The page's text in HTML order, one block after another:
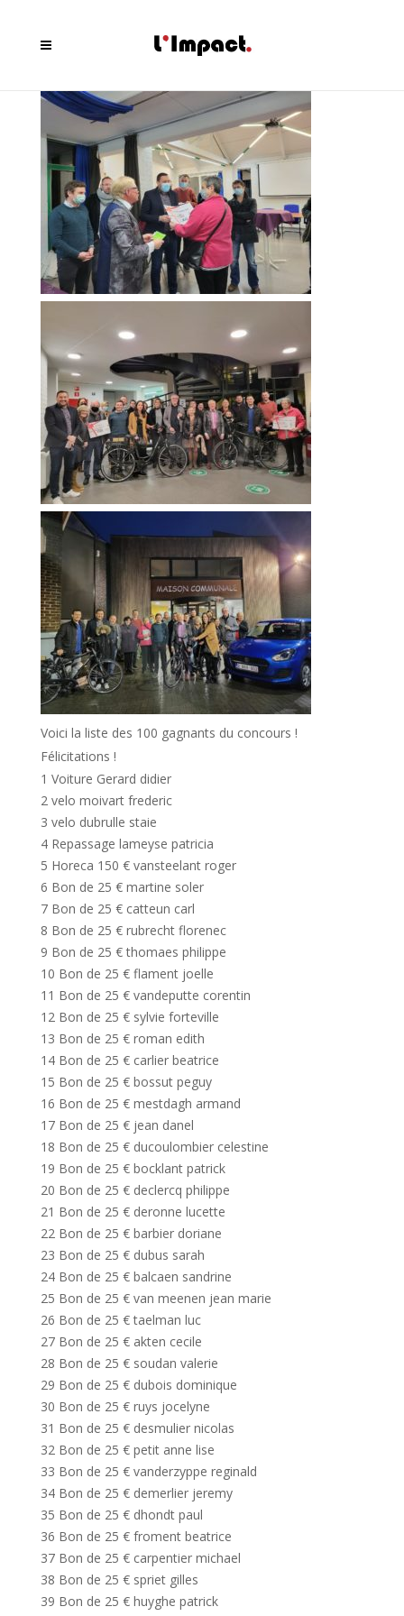
Voici la liste des 100 gagnants du concours !
Félicitations !
1 Voiture Gerard didier
2 velo moivart frederic
3 velo dubrulle staie
4 Repassage lameyse patricia
5 Horeca 150 € vansteelant roger
6 Bon de 25 € martine soler
7 Bon de 25 € catteun carl
8 Bon de 25 € rubrecht florenec
9 Bon de 25 € thomaes philippe
10 Bon de 25 € flament joelle
11 Bon de 25 € vandeputte corentin
12 Bon de 25 € sylvie forteville
13 Bon de 25 € roman edith
14 Bon de 25 € carlier beatrice
15 Bon de 25 € bossut peguy
16 Bon de 25 € mestdagh armand
17 Bon de 25 € jean danel
18 Bon de 25 € ducoulombier celestine
19 Bon de 25 € bocklant patrick
20 Bon de 25 € declercq philippe
21 Bon de 25 € deronne lucette
22 Bon de 25 € barbier doriane
23 Bon de 25 € dubus sarah
24 Bon de 25 € balcaen sandrine
25 Bon de 25 € van meenen jean marie
26 Bon de 25 € taelman luc
27 Bon de 25 € akten cecile
28 Bon de 25 € soudan valerie
29 Bon de 25 € dubois dominique
30 Bon de 25 € ruys jocelyne
31 Bon de 25 € desmulier nicolas
32 Bon de 25 € petit anne lise
33 Bon de 25 € vanderzyppe reginald
34 Bon de 25 € demerlier jeremy
35 Bon de 25 € dhondt paul
36 Bon de 25 € froment beatrice
37 Bon de 25 € carpentier michael
38 Bon de 25 € spriet gilles
39 Bon de 25 € huyghe patrick